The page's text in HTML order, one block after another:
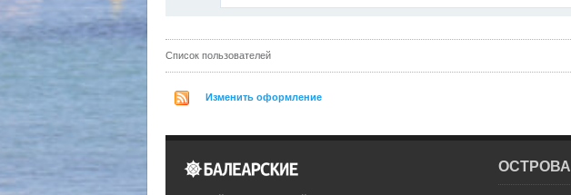
Список пользователей
Изменить оформление
ОСТРОВА